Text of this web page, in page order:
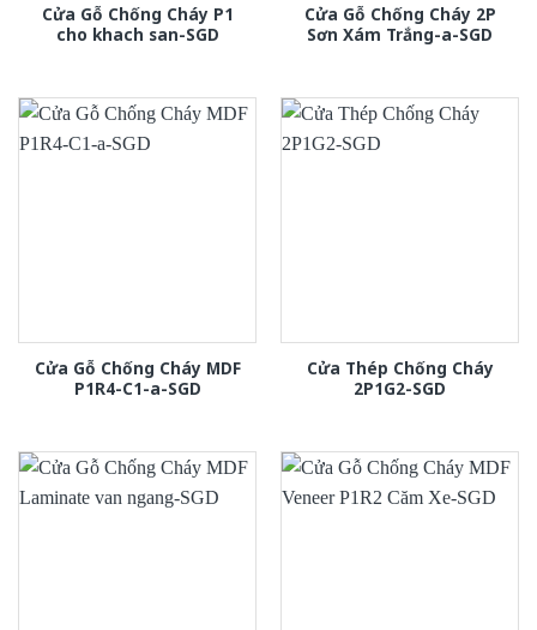
Cửa Gỗ Chống Cháy P1
cho khach san-SGD
Cửa Gỗ Chống Cháy 2P
Sơn Xám Trắng-a-SGD
Cửa Gỗ Chống Cháy MDF
P1R4-C1-a-SGD
Cửa Thép Chống Cháy
2P1G2-SGD